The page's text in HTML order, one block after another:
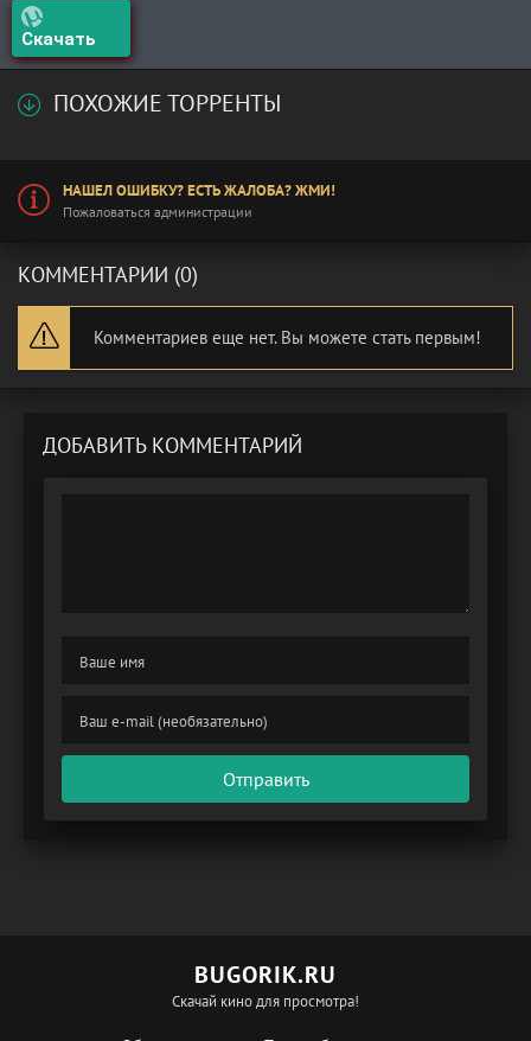
Скачать
ПОХОЖИЕ ТОРРЕНТЫ
НАШЕЛ ОШИБКУ? ЕСТЬ ЖАЛОБА? ЖМИ!
Пожаловаться администрации
КОММЕНТАРИИ (0)
Комментариев еще нет. Вы можете стать первым!
ДОБАВИТЬ КОММЕНТАРИЙ
Отправить
BUGORIK.RU
Скачай кино для просмотра!